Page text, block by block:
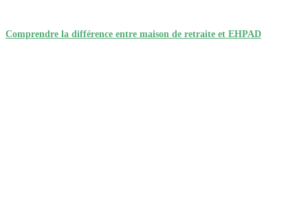
Comprendre la différence entre maison de retraite et EHPAD